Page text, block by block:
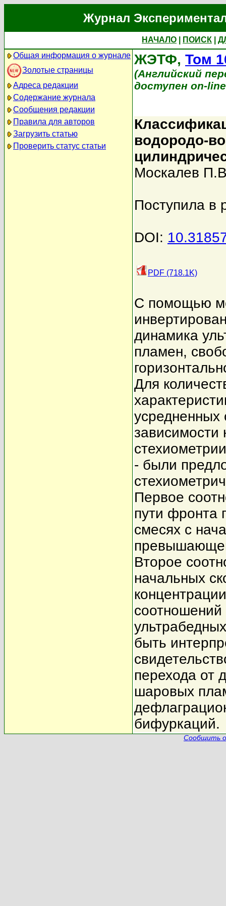
Журнал
НАЧАЛО ПОИСК
Общая информация о журнале
Золотые страницы
Адреса редакции
Содержание журнала
Сообщения редакции
Правила для авторов
Загрузить статью
Проверить статус статьи
ЖЭТФ, Том
(Английский
доступен on-
водородо-
Москалев
Поступила в
DOI:
PDF (718.1K)
С помощью
динамика
пламен,
Для
усредненных
зависимости
- были
Первое
пути фронта
смесях с
Второе
начальных
соотношений
быть
перехода от
шаровых
бифуркаций.
Сообщить о